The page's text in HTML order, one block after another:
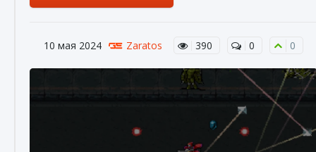
10 мая 2024 Zaratos 390 0 0